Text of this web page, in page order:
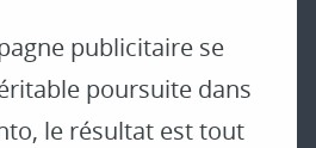
publicitaire se
poursuite dans
le résultat est tout